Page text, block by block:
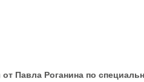
Павла Роганина по